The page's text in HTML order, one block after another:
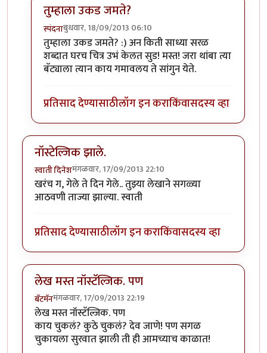
तुम्हाला उकड जमते?
स्पंदनाबुधवार, 18/09/2013 06:10
In reply toएकदम नॉस्टॅल्जिक करणारा लेख!!
तुम्हाला उकड जमते? :) अन किती साध्या सरळ
शब्दात घरच चित्र उभं केलत सुड! मस्त! जरा थांबा त्या
बॅट्याला त्यान काय गमावलय ते सांगुन येते.
प्रतिसाद देण्यासाठीलॉग इन कराकिंवासदस्य व्हा
नॉस्टेल्जिक झाले.
स्वाती दिनेशमंगळवार, 17/09/2013 22:10
खरंच ग, गेले ते दिन गेले.. तुझ्या लेखाने सगळ्या
आठवणी ताज्या झाल्या. स्वाती
प्रतिसाद देण्यासाठीलॉग इन कराकिंवासदस्य व्हा
लेख मस्त नॉस्टॅल्जिक. पण
बॅटमॅनमंगळवार, 17/09/2013 22:19
लेख मस्त नॉस्टॅल्जिक. पण
काय चुकलं? कुठे चुकलं? देव जाणे! पण सगळ
चुकायला सुरवात झाली ती ही आमच्याच काळात!